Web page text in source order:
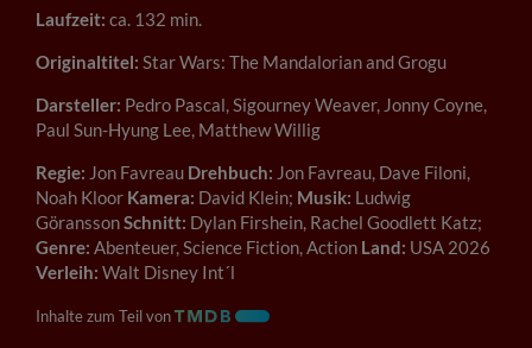
Laufzeit: ca. 132 min.
Originaltitel: Star Wars: The Mandalorian and Grogu
Darsteller: Pedro Pascal, Sigourney Weaver, Jonny Coyne,
Paul Sun-Hyung Lee, Matthew Willig
Regie: Jon Favreau Drehbuch: Jon Favreau, Dave Filoni,
Noah Kloor Kamera: David Klein; Musik: Ludwig
GöranssonSchnitt: Dylan Firshein, Rachel Goodlett Katz;
Genre: Abenteuer, Science Fiction, Action Land: USA 2026
Verleih: Walt Disney Int´l
Inhalte zum Teil von